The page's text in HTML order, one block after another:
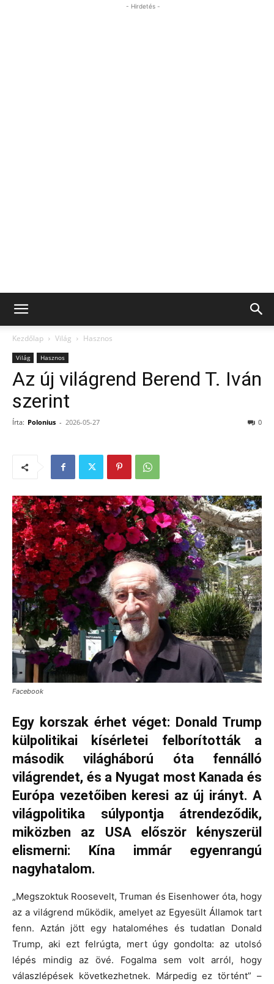
- Hirdetés -
Kezdőlap Világ Hasznos
Világ Hasznos
Az új világrend Berend T. Iván
szerint
Írta: Polonius - 2026-05-27 0
Facebook
Egy korszak érhet véget: Donald Trump
külpolitikai kísérletei felborították a
második világháború óta fennálló
világrendet, és a Nyugat most Kanada és
Európa vezetőiben keresi az új irányt. A
világpolitika súlypontja átrendeződik,
miközben az USA először kényszerül
elismerni: Kína immár egyenrangú
nagyhatalom.
„Megszoktuk Roosevelt, Truman és Eisenhower óta, hogy
az a világrend működik, amelyet az Egyesült Államok tart
fenn. Aztán jött egy hataloméhes és tudatlan Donald
Trump, aki ezt felrúgta, mert úgy gondolta: az utolsó
lépés mindig az övé. Fogalma sem volt arról, hogy
válaszlépések következhetnek. Márpedig ez történt” –